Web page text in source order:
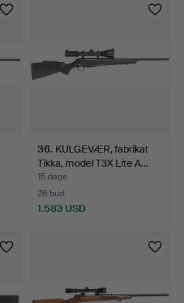
36. KULGEVÆR, fabrikat
Tikka, model T3X Lite A…
15 dage
26 bud
1.583 USD